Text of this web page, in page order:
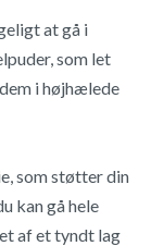
at gå i
som let
i højhælede
som støtter din
kan gå hele
af et tyndt lag